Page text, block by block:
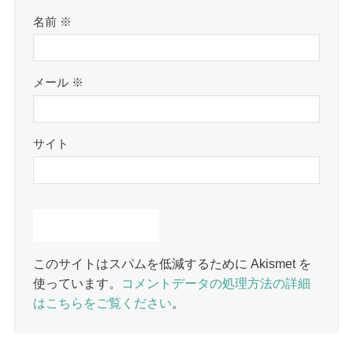
名前 ※
メール ※
サイト
このサイトはスパムを低減するために Akismet を
使っています。
コメントデータの処理方法の詳細
はこちらをご覧ください。